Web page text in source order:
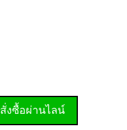
สั่งซื้อผ่านไลน์